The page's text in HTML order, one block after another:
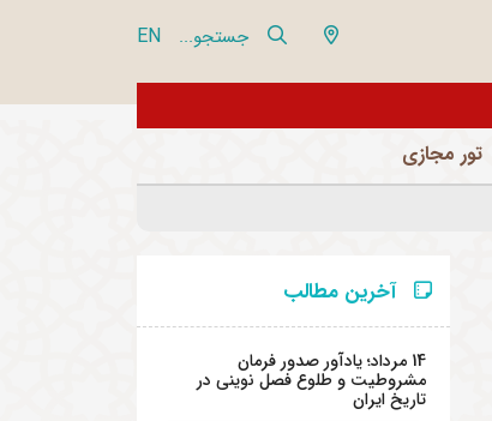
جستجو... EN
از تور مجازی 360 درجه مجموعه فرهنگی تاریخی نیاوران بازدید نمایید
تور مجازی
آخرین مطالب
14 مرداد؛ یادآور صدور فرمان
مشروطیت و طلوع فصل نوینی در
تاریخ ایران